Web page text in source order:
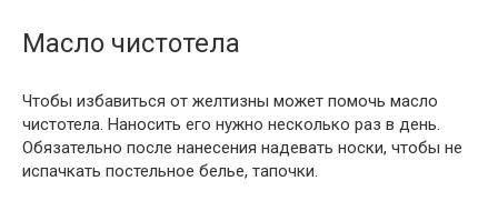
Масло чистотела
Чтобы избавиться от желтизны может помочь масло
чистотела. Наносить его нужно несколько раз в день.
Обязательно после нанесения надевать носки, чтобы не
испачкать постельное белье, тапочки.